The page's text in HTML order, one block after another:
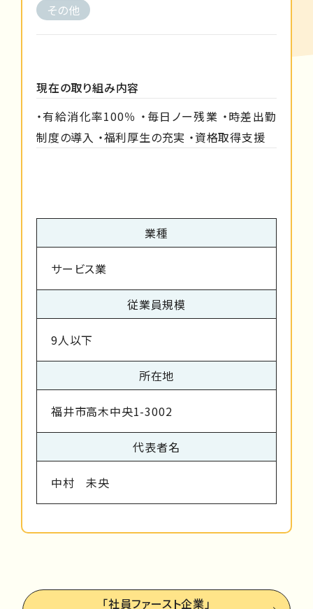
その他
現在の取り組み内容
・有給消化率100％ ・毎日ノー残業 ・時差出勤
制度の導入 ・福利厚生の充実 ・資格取得支援
業種
サービス業
従業員規模
9人以下
所在地
福井市高木中央1-3002
代表者名
中村 未央
「社員ファースト企業」